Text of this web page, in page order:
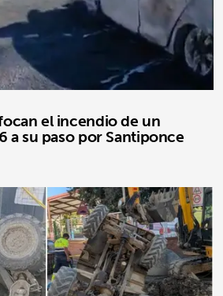
el incendio de un
a su paso por Santiponce